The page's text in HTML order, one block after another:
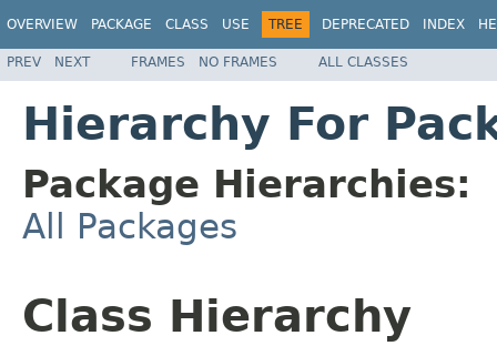
OVERVIEW PACKAGE CLASS USE TREE DEPRECATED INDEX
PREV NEXT FRAMES NO FRAMES ALL CLASSES
Hierarchy For
Package Hierarchies:
All Packages
Class Hierarchy